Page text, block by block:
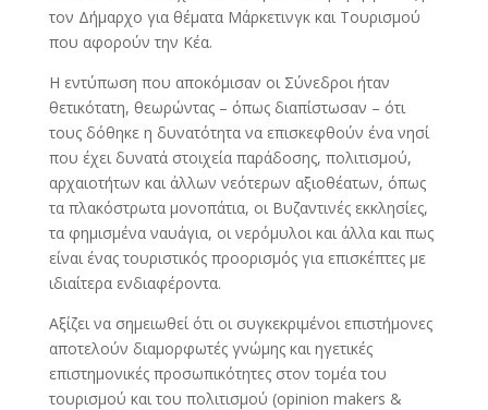
τον Δήμαρχο για θέματα Μάρκετινγκ και Τουρισμού
που αφορούν την Κέα.
Η εντύπωση που αποκόμισαν οι Σύνεδροι ήταν
θετικότατη, θεωρώντας – όπως διαπίστωσαν – ότι
τους δόθηκε η δυνατότητα να επισκεφθούν ένα νησί
που έχει δυνατά στοιχεία παράδοσης, πολιτισμού,
αρχαιοτήτων και άλλων νεότερων αξιοθέατων, όπως
τα πλακόστρωτα μονοπάτια, οι Βυζαντινές εκκλησίες,
τα φημισμένα ναυάγια, οι νερόμυλοι και άλλα και πως
είναι ένας τουριστικός προορισμός για επισκέπτες με
ιδιαίτερα ενδιαφέροντα.
Αξίζει να σημειωθεί ότι οι συγκεκριμένοι επιστήμονες
αποτελούν διαμορφωτές γνώμης και ηγετικές
επιστημονικές προσωπικότητες στον τομέα του
τουρισμού και του πολιτισμού (opinion makers &